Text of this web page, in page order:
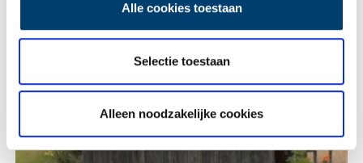
Alle cookies toestaan
Selectie toestaan
Alleen noodzakelijke cookies
Tien verdwenen pretparken